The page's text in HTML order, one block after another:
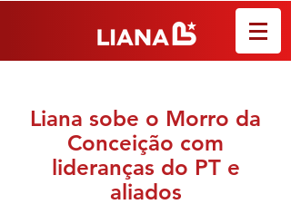
Liana sobe o Morro da
Conceição com
lideranças do PT e
aliados